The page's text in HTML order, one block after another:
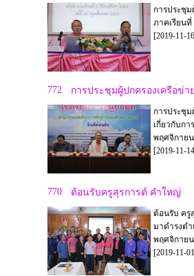
การประชุม
ภาคเรียนที่
[2019-11-
772 การประชุมผู้ปกครองเครือข่าย
การประชุม
เกี่ยวกับกา
พฤศจิกายน
[2019-11-
770 ต้อนรับครูสุรการต์ คำใหญ่
ต้อนรับ ครู
มาดำรงต
พฤศจิกายน
[2019-11-